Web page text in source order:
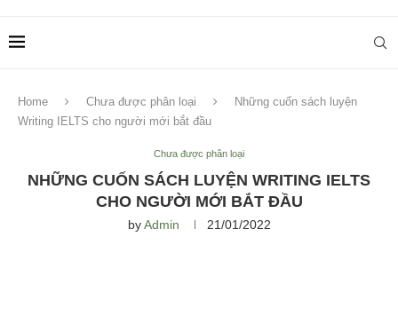
Home Chưa được phân loại
Những cuốn sách luyện
Writing IELTS cho người mới bắt đầu
Chưa được phân loại
NHỮNG CUỐN SÁCH LUYỆN WRITING IELTS
CHO NGƯỜI MỚI BẮT ĐẦU
byAdmin 21/01/2022